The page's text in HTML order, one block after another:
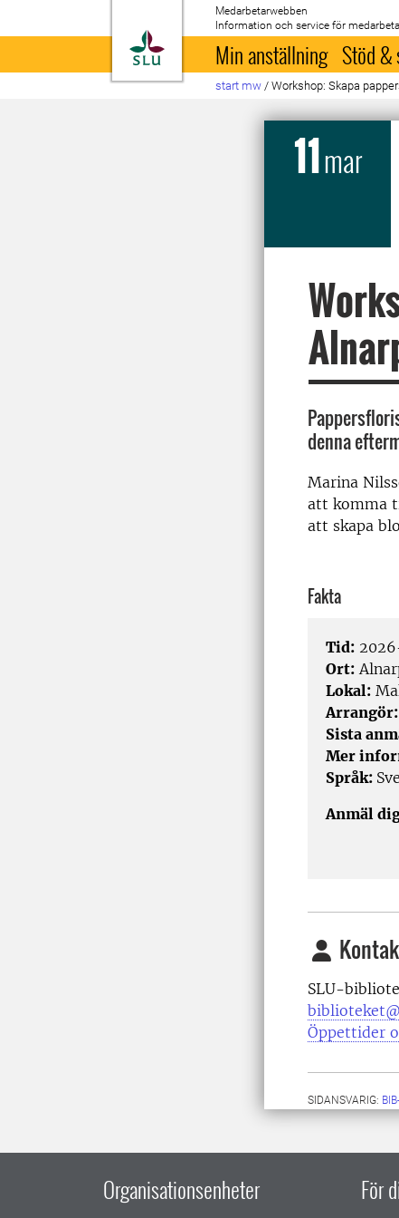
Till startsida
Medarbetarwebben
Information och service för
Min anställning Stöd &
start mw / Workshop: Skapa
11mar
denna
Marina
att komma
att skapa
Fakta
Tid:
Ort:
Lokal:
Arrangör:
Sista
Mer
Språk:
Anmäl
SLU-
Öppettider
SIDANSVARIG:
Organisationsenheter För